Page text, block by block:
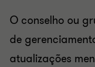
O conselho ou
de
atualizações